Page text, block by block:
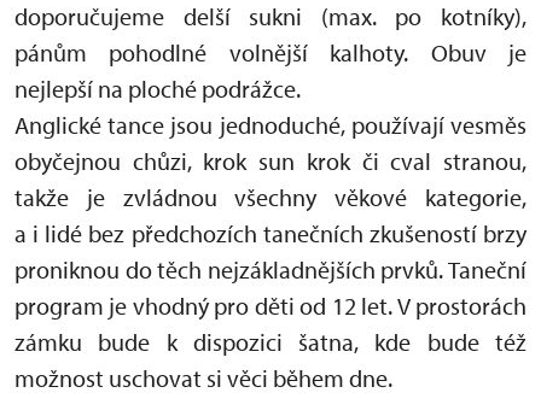
doporučujeme delší sukni (max. po kotníky),
pánům pohodlné volnější kalhoty. Obuv je
nejlepší na ploché podrážce.
Anglické tance jsou jednoduché, používají vesměs
obyčejnou chůzi, krok sun krok či cval stranou,
takže je zvládnou všechny věkové kategorie,
a i lidé bez předchozích tanečních zkušeností brzy
proniknou do těch nejzákladnějších prvků. Taneční
program je vhodný pro děti od 12 let. V prostorách
zámku bude k dispozici šatna, kde bude též
možnost uschovat si věci během dne.